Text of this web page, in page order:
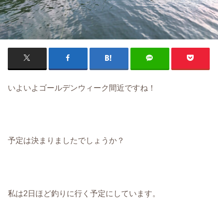
いよいよゴールデンウィーク間近ですね！
予定は決まりましたでしょうか？
私は2日ほど釣りに行く予定にしています。